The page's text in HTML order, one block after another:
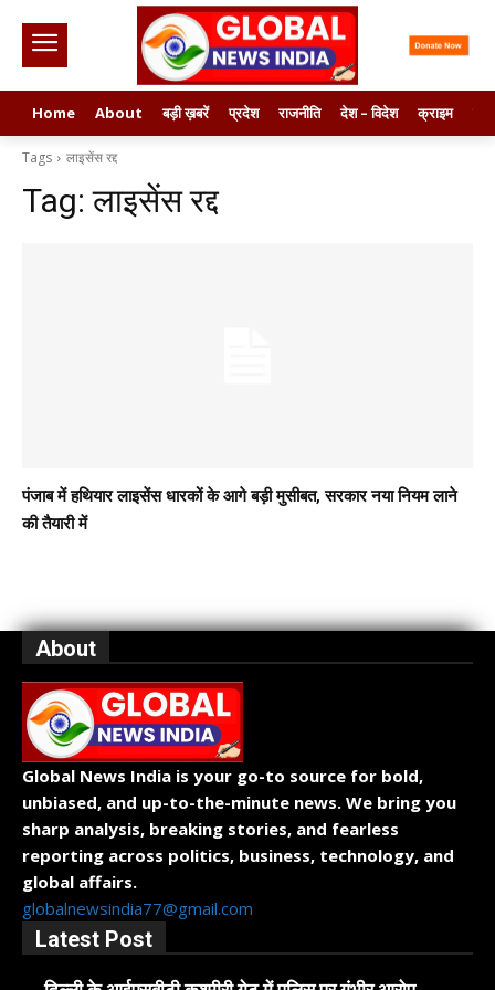
Home About बड़ी ख़बरें प्रदेश राजनीति देश – विदेश क्राइम
Tags लाइसेंस रद्द
Tag:लाइसेंस रद्द
पंजाब में हथियार लाइसेंस धारकों के आगे बड़ी मुसीबत, सरकार नया नियम लाने
की तैयारी में
About
Global News India is your go-to source for bold,
unbiased, and up-to-the-minute news. We bring you
sharp analysis, breaking stories, and fearless
reporting across politics, business, technology, and
global affairs.
globalnewsindia77@gmail.com
Latest Post